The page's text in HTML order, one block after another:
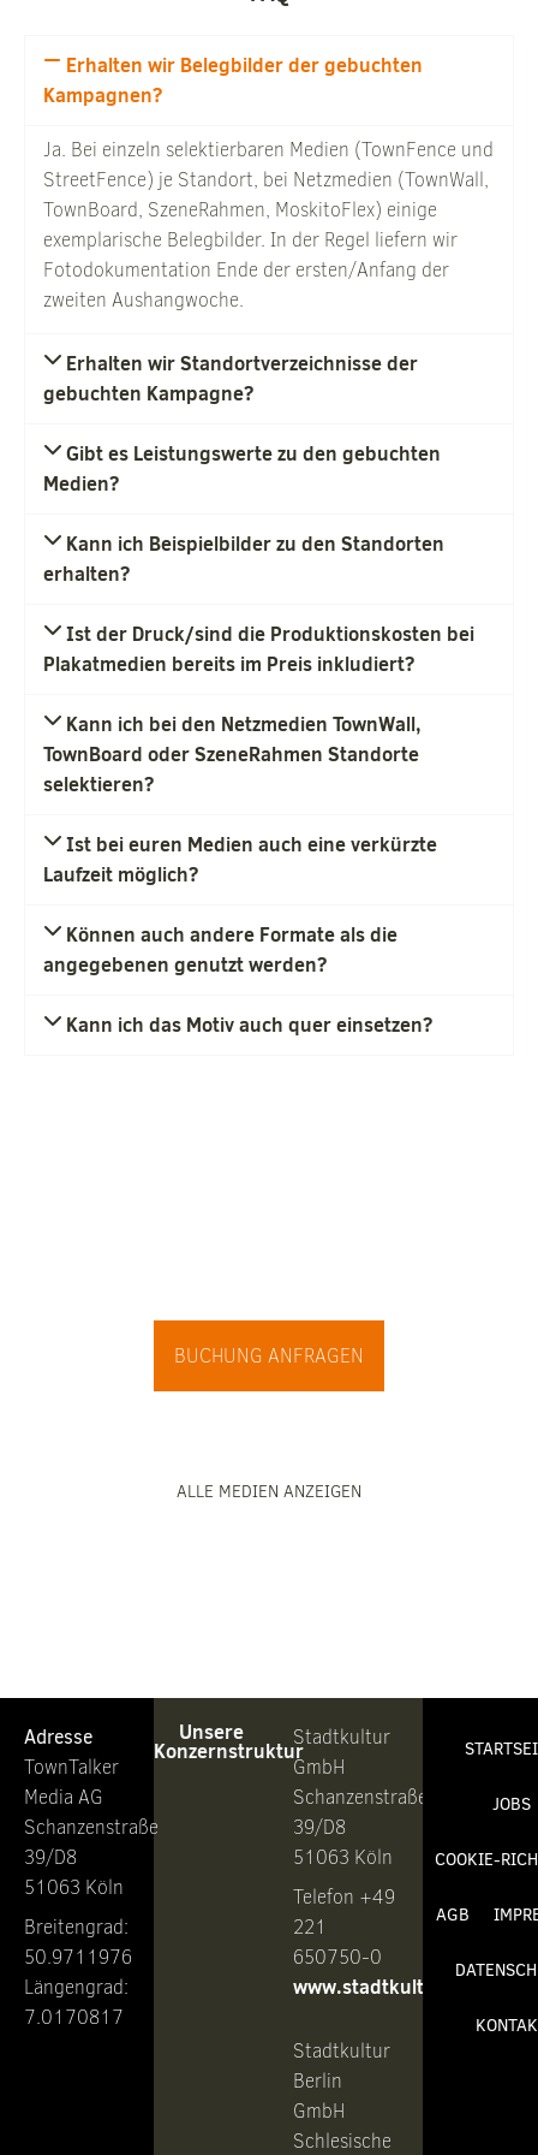
Erhalten wir Belegbilder der gebuchten
Kampagnen?
Ja. Bei einzeln selektierbaren Medien (TownFence und
StreetFence) je Standort, bei Netzmedien (TownWall,
TownBoard, SzeneRahmen, MoskitoFlex) einige
exemplarische Belegbilder. In der Regel liefern wir
Fotodokumentation Ende der ersten/Anfang der
zweiten Aushangwoche.
Erhalten wir Standortverzeichnisse der
gebuchten Kampagne?
Gibt es Leistungswerte zu den gebuchten
Medien?
Kann ich Beispielbilder zu den Standorten
erhalten?
Ist der Druck/sind die Produktionskosten bei
Plakatmedien bereits im Preis inkludiert?
Kann ich bei den Netzmedien TownWall,
TownBoard oder SzeneRahmen Standorte
selektieren?
Ist bei euren Medien auch eine verkürzte
Laufzeit möglich?
Können auch andere Formate als die
angegebenen genutzt werden?
Kann ich das Motiv auch quer einsetzen?
BUCHUNG ANFRAGEN
ALLE MEDIEN ANZEIGEN
Adresse
TownTalker
Media AG
Schanzenstraße
39/D8
51063 Köln
Breitengrad:
50.9711976
Längengrad:
7.0170817
Unsere
Konzernstruktur
Stadtkultur
GmbH
Schanzenstraße
39/D8
51063 Köln
Telefon +49
221
650750-0
www.stadtkultur.de
Stadtkultur
Berlin
GmbH
Schlesische
JOBS
COOKIE-
AGB